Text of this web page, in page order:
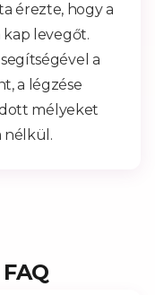
érezte, hogy a
kap levegőt.
a
a légzése
mélyeket
nélkül.